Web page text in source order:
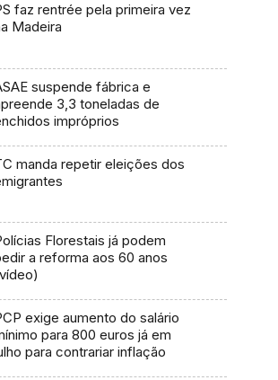
faz rentrée pela primeira vez
Madeira
suspende fábrica e
3,3 toneladas de
impróprios
manda repetir eleições dos
Florestais já podem
a reforma aos 60 anos
exige aumento do salário
para 800 euros já em
para contrariar inflação